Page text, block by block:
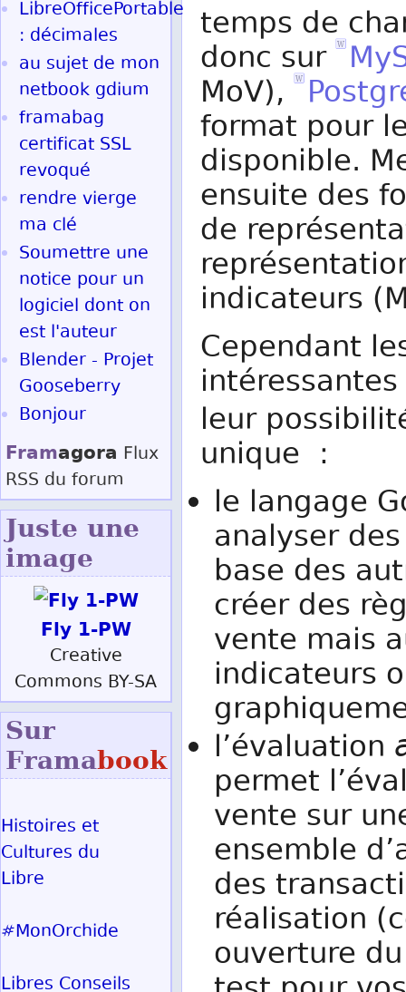
temps de
donc sur
MoV),
format pour
disponible.
ensuite des
de
indicateurs
Cependant
leur
unique :
le langage
analyser
base des
créer des
vente mais
indicateurs
l’évaluation
permet
vente sur
ensemble
des
réalisation
ouverture
LibreOfficePortable
: décimales
au sujet de mon
netbook gdium
framabag
certificat SSL
revoqué
rendre vierge
ma clé
Soumettre une
notice pour un
logiciel dont on
est l'auteur
Blender - Projet
Gooseberry
Bonjour
Framagora Flux
RSS du forum
Juste une
image
Fly 1-PW
Creative
Commons BY-SA
Sur
Framabook
Histoires et
Cultures du
Libre
#MonOrchide
Libres Conseils